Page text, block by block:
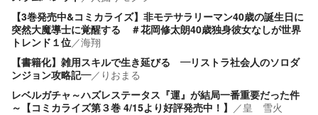
【3巻発売中&コミカライズ】非モテサラリーマン40歳の誕生日に
突然大魔導士に覚醒する ＃花岡修太朗40歳独身彼女なしが世界
トレンド１位／海翔
【書籍化】雑用スキルで生き延びる ―リストラ社会人のソロダ
ンジョン攻略記―／ りおまる
レベルガチャ～ハズレステータス『運』が結局一番重要だった件
～【コミカライズ第３巻 4/15より好評発売中！】 ／皇 雪火